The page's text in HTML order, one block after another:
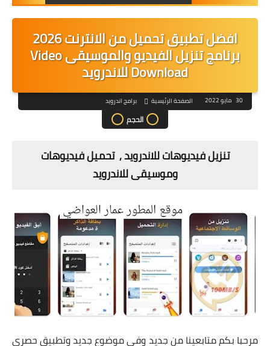
افضل تطبيق تحميل من الانترنت 2026
برنامج تنزيل الفيديو والموسيقى Video
Download للاندرويد
30 مايو 2022 الصفحة الرئيسية برامج اندرويد
الحجم
تنزيل فيديوهات للاندرويد , تحميل فيديوهات
وموسيقى للاندرويد
مرحبا بكم متابعينا من جديد وفي موضوع جديد وتطبيق حصري